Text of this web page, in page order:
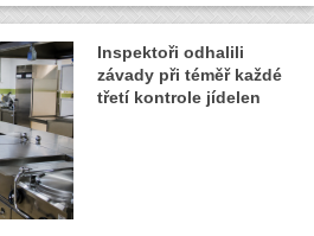
Inspektoři odhalili
závady při téměř každé
třetí kontrole jídelen